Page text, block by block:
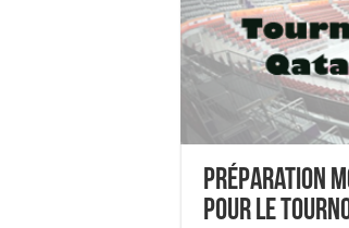
Préparation
pour le